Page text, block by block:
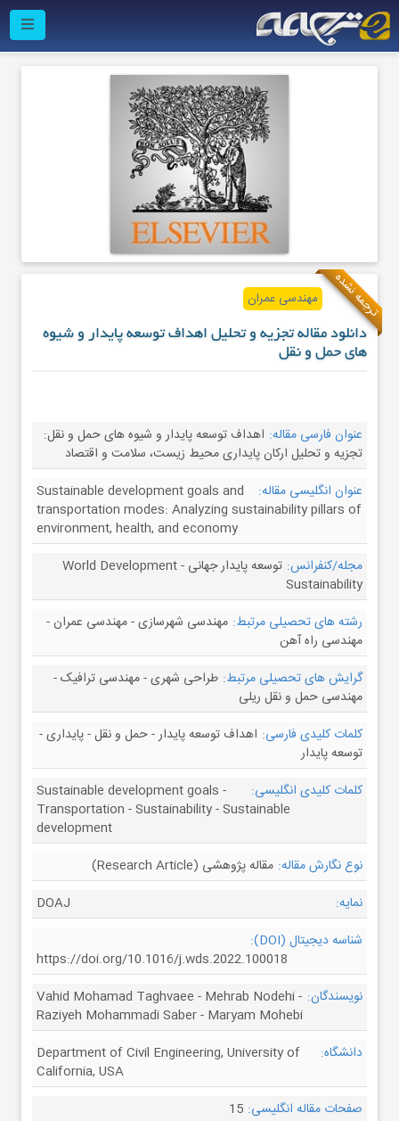
ترجمه نشده مهندسی عمران
دانلود مقاله تجزیه و تحلیل اهداف توسعه پایدار و شیوه
های حمل و نقل
عنوان فارسی مقاله: اهداف توسعه پایدار و شیوه های حمل و نقل:
تجزیه و تحلیل ارکان پایداری محیط زیست، سلامت و اقتصاد
عنوان انگلیسی مقاله:
Sustainable development goals and
transportation modes: Analyzing sustainability pillars of
environment, health, and economy
مجله/کنفرانس:
توسعه پایدار جهانی - World Development
Sustainability
رشته های تحصیلی مرتبط: مهندسی شهرسازی - مهندسی عمران -
مهندسی راه آهن
گرایش های تحصیلی مرتبط: طراحی شهری - مهندسی ترافیک -
مهندسی حمل و نقل ریلی
کلمات کلیدی فارسی: اهداف توسعه پایدار - حمل و نقل - پایداری -
توسعه پایدار
کلمات کلیدی انگلیسی:
Sustainable development goals -
Transportation - Sustainability - Sustainable
development
نوع نگارش مقاله: مقاله پژوهشی (Research Article)
نمایه:
DOAJ
شناسه دیجیتال (DOI):
https://doi.org/10.1016/j.wds.2022.100018
نویسندگان: Vahid Mohamad Taghvaee - Mehrab Nodehi -
Raziyeh Mohammadi Saber - Maryam Mohebi
دانشگاه:
Department of Civil Engineering, University of
California, USA
صفحات مقاله انگلیسی: 15